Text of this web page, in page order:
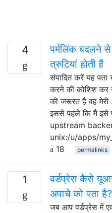
4
पर्मलिंक बदलने
त्रुटियां होती हैं
संपादित करें यह
करने की कोशिश कर
की जरूरत है वह मेरी
इससे पहले कि मैं इसे
upstream
unix:/u/apps/
18
permalinks
1
वर्डप्रेस कैसे
अपाचे को पता है?
जब आप वर्डप्रेस में